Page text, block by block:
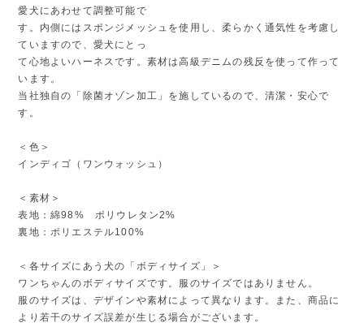
愛犬にあわせて調整可能で
す。内側にはスポンジメッシュを使用し、柔らかく通気性を考慮し
ていますので、愛犬にとっ
て心地よいハーネスです。素材は高級デニムの残反を使って作って
います。
当社独自の「除菌オゾン加工」を施しているので、清潔・安心で
す。
＜色＞
インディゴ（ワンウォッシュ）
＜素材＞
表地：綿98% ポリウレタン2%
裏地：ポリエステル100%
＜各サイズにあう犬の「ボディサイズ」＞
ワンちゃんのボディサイズです。服のサイズではありません。
服のサイズは、デザインや素材によって異なります。また、商品に
より若干のサイズ誤差が生じる場合がございます。